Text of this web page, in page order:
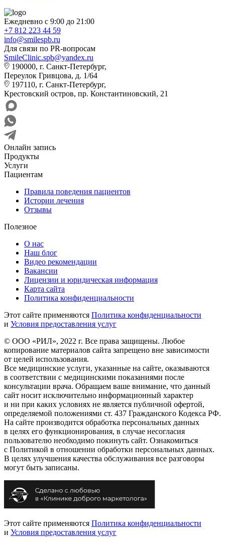
Ежедневно с 9:00 до 21:00
+7 812 223 44 59
info@smilespb.ru
Для связи по PR-вопросам
SmileClinic.spb@yandex.ru
190000, г. Санкт-Петербург,
Переулок Гривцова, д. 1/64
197110, г. Санкт-Петербург,
Крестовский остров, пр. Константиновский, 21
Онлайн запись
Продукты
Услуги
Пациентам
Правила поведения пациентов
Истории лечения
Отзывы
Полезное
О нас
Наш блог
Видео рекомендации
Вакансии
Лицензии и юридическая информация
Карта сайта
Политика конфиденциальности
Этот сайте применяются Политика конфиденциальности
и Условия предоставления услуг
© ООО «РИЛ», 2022 г. Все права защищены. Любое
копирование материалов сайта запрещено вне зависимости
от целей использования.
Все медицинские услуги, указанные на сайте, оказываются
в соответствии с медицинскими показаниями после
консультации врача. Обращаем ваше внимание, что данный
сайт носит исключительно информационный характер
и ни при каких условиях не является публичной офертой,
определяемой положениями ст. 437 Гражданского Кодекса РФ.
На сайте производится обработка персональных данных
в целях его функционирования, в случае несогласия
пользователю необходимо покинуть сайт. Ознакомиться
с Политикой в отношении обработки персональных данных.
В целях улучшения качества обслуживания все разговоры
могут быть записаны.
Этот сайте применяются Политика конфиденциальности
и Условия предоставления услуг